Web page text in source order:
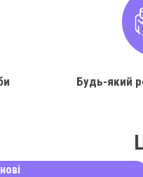
Будь-який